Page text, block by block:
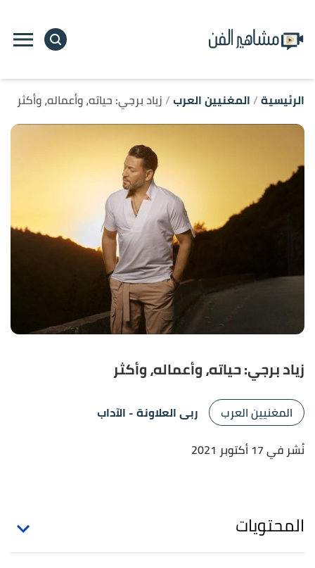
الرئيسية المغنيين العرب زياد برجي: حياته، وأعماله، وأكثر
زياد برجي: حياته، وأعماله، وأكثر
المغنيين العرب ربى العلاونة- الآداب
نُشر في 17 أكتوبر 2021
المحتويات